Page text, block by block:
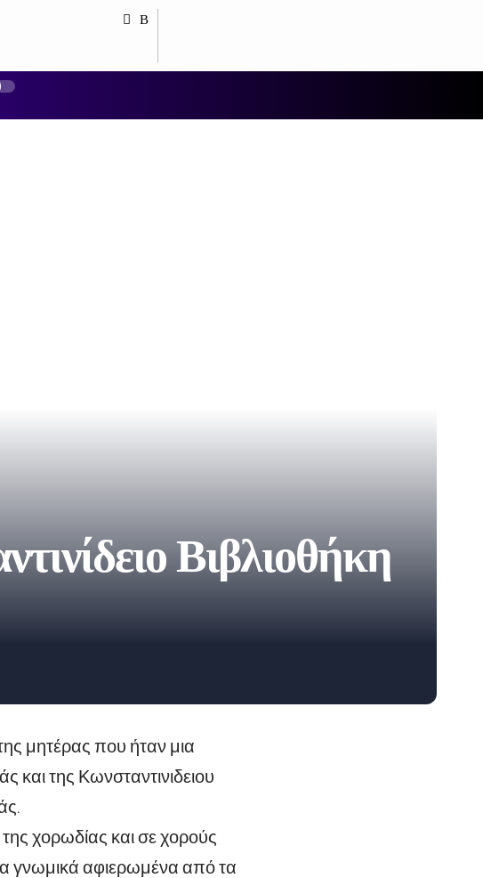
Βιβλιοθήκη
μητέρας που ήταν μια
της Κωνσταντινιδειου
χορωδίας και σε χορούς
γνωμικά αφιερωμένα από τα